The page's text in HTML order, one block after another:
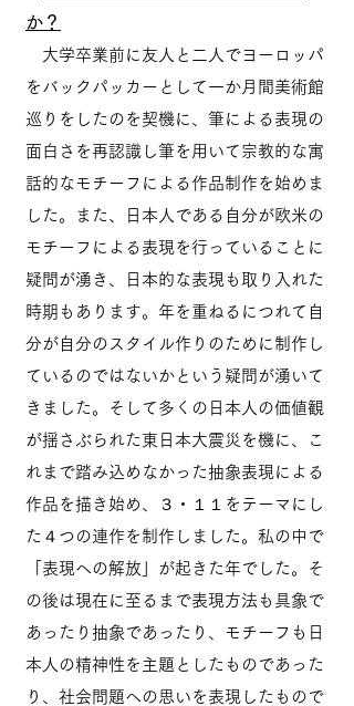
か？
大学卒業前に友人と二人でヨーロッパ
をバックパッカーとして一か月間美術館
巡りをしたのを契機に、筆による表現の
面白さを再認識し筆を用いて宗教的な寓
話的なモチーフによる作品制作を始めま
した。また、日本人である自分が欧米の
モチーフによる表現を行っていることに
疑問が湧き、日本的な表現も取り入れた
時期もあります。年を重ねるにつれて自
分が自分のスタイル作りのために制作し
ているのではないかという疑問が湧いて
きました。そして多くの日本人の価値観
が揺さぶられた東日本大震災を機に、こ
れまで踏み込めなかった抽象表現による
作品を描き始め、３・１１をテーマにし
た４つの連作を制作しました。私の中で
「表現への解放」が起きた年でした。そ
の後は現在に至るまで表現方法も具象で
あったり抽象であったり、モチーフも日
本人の精神性を主題としたものであった
り、社会問題への思いを表現したもので